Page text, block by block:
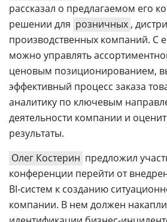
рассказал о предлагаемом его
решении для розничных ,
производственных компаний. С
можно управлять
ценовым позиционированием,
эффективный процесс заказа
аналитику по ключевым
деятельности компании и
результаты.
Олег Костерин предложил
конференции перейти от
BI-систем к созданию
компании. В нем должен